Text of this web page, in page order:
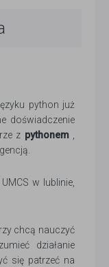
python już
doświadczenie
z pythonem,
w lublinie,
chcą nauczyć
działanie
się patrzeć na